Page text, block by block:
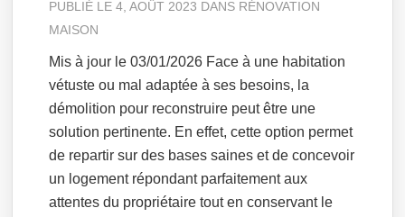
PUBLIÉ LE 4, AOÛT 2023 DANS RÉNOVATION
MAISON
Mis à jour le 03/01/2026 Face à une habitation
vétuste ou mal adaptée à ses besoins, la
démolition pour reconstruire peut être une
solution pertinente. En effet, cette option permet
de repartir sur des bases saines et de concevoir
un logement répondant parfaitement aux
attentes du propriétaire tout en conservant le